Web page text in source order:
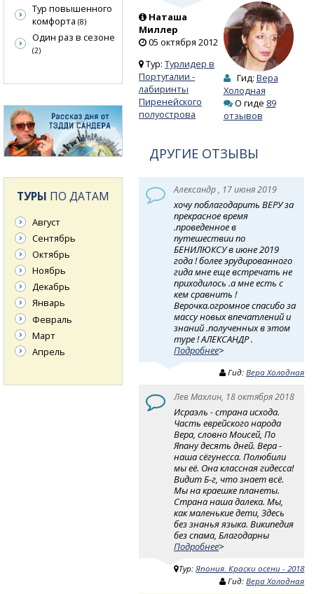
Наташа
Миллер
05 октября 2012
Тур:Турлидер в
Португалии -
лабиринты
Пиренейского
полуострова
Гид: Вера
Холодная
О гиде 89
отзывов
ДРУГИЕ ОТЗЫВЫ
Александр , 17 июня 2019
хочу поблагодарить ВЕРУ за
прекрасное время
.проведенное в
путешествии по
БЕНИЛЮКСУ в июне 2019
года ! более эрудированного
гида мне еще встречать не
приходилось .а мне есть с
кем сравнить !
Верочка.огромное спасибо за
массу новых впечатлений и
знаний .полученных в этом
туре ! АЛЕКСАНДР .
Подробнее>
Гид:Вера Холодная
Лев Махлин, 18 октября 2018
Исраэль - страна исхода.
Часть еврейского народа
Вера, словно Моисей, По
Япану десять дней. Вера -
наша сёгунесса. Полюбили
мы её. Она классная гидесса!
Видит Б-г, что знает всё.
Мы на краешке планеты.
Страна наша далека. Мы,
как маленькие дети, Здесь
без знанья языка. Википедия
без спама, Благодарны
Подробнее>
Тур:Япония. Краски осени - 2018
Гид:Вера Холодная
Тур повышенного
комфорта (8)
Один раз в сезоне
(2)
ТУРЫ ПО ДАТАМ
Август
Сентябрь
Октябрь
Ноябрь
Декабрь
Январь
Февраль
Март
Апрель